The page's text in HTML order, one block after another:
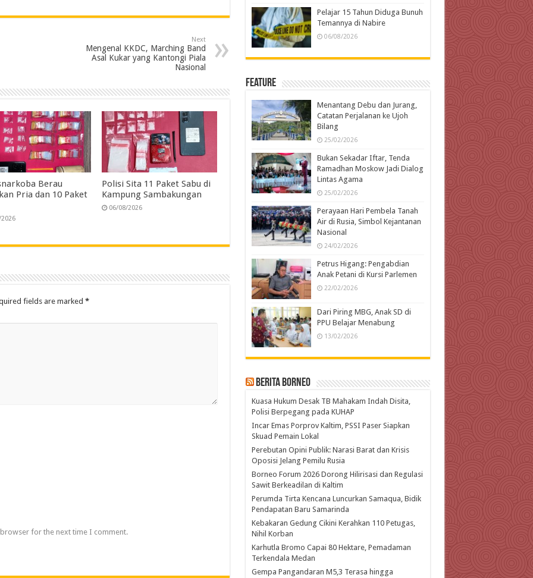
a
Next
Mengenal KKDC, Marching Band
Asal Kukar yang Kantongi Piala
Nasional
Berau
Pria dan 10 Paket
Polisi Sita 11 Paket Sabu di
Kampung Sambakungan
06/08/2026
fields are marked *
for the next time I comment.
Pelajar 15 Tahun Diduga Bunuh
Temannya di Nabire
06/08/2026
Feature
Menantang Debu dan Jurang,
Catatan Perjalanan ke Ujoh
Bilang
25/02/2026
Bukan Sekadar Iftar, Tenda
Ramadhan Moskow Jadi Dialog
Lintas Agama
25/02/2026
Perayaan Hari Pembela Tanah
Air di Rusia, Simbol Kejantanan
Nasional
24/02/2026
Petrus Higang: Pengabdian
Anak Petani di Kursi Parlemen
22/02/2026
Dari Piring MBG, Anak SD di
PPU Belajar Menabung
13/02/2026
Berita Borneo
Kuasa Hukum Desak TB Mahakam Indah Disita,
Polisi Berpegang pada KUHAP
Incar Emas Porprov Kaltim, PSSI Paser Siapkan
Skuad Pemain Lokal
Perebutan Opini Publik: Narasi Barat dan Krisis
Oposisi Jelang Pemilu Rusia
Borneo Forum 2026 Dorong Hilirisasi dan Regulasi
Sawit Berkeadilan di Kaltim
Perumda Tirta Kencana Luncurkan Samaqua, Bidik
Pendapatan Baru Samarinda
Kebakaran Gedung Cikini Kerahkan 110 Petugas,
Nihil Korban
Karhutla Bromo Capai 80 Hektare, Pemadaman
Terkendala Medan
Gempa Pangandaran M5,3 Terasa hingga